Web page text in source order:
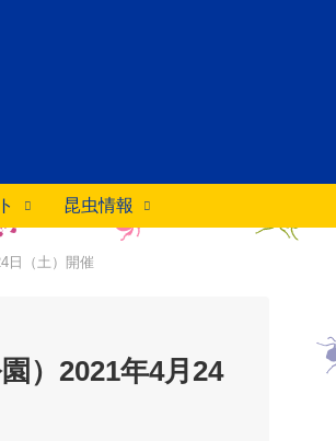
昆虫情報
日（土）開催
）2021年4月24